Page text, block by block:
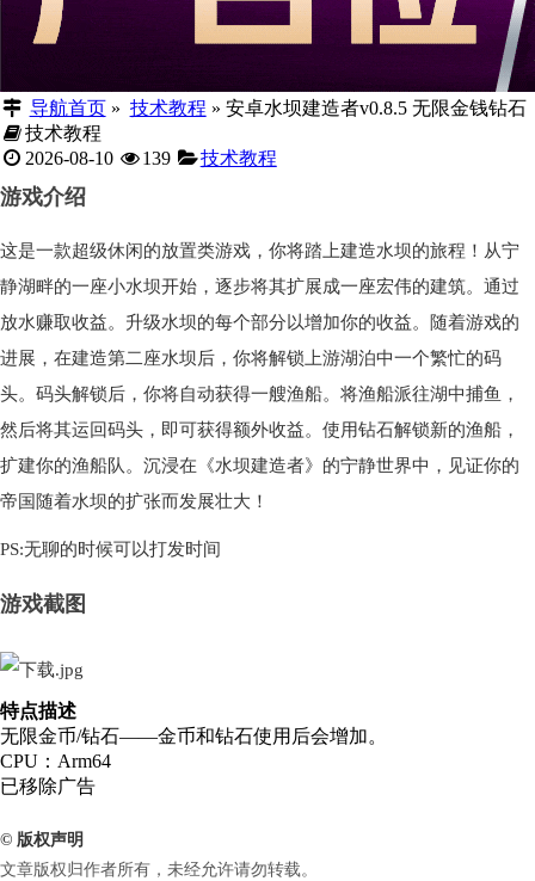
导航首页» 技术教程 » 安卓水坝建造者v0.8.5 无限金钱钻石
技术教程
2026-08-10
139 技术教程
游戏介绍
这是一款超级休闲的放置类游戏，你将踏上建造水坝的旅程！从宁
静湖畔的一座小水坝开始，逐步将其扩展成一座宏伟的建筑。通过
放水赚取收益。升级水坝的每个部分以增加你的收益。随着游戏的
进展，在建造第二座水坝后，你将解锁上游湖泊中一个繁忙的码
头。码头解锁后，你将自动获得一艘渔船。将渔船派往湖中捕鱼，
然后将其运回码头，即可获得额外收益。使用钻石解锁新的渔船，
扩建你的渔船队。沉浸在《水坝建造者》的宁静世界中，见证你的
帝国随着水坝的扩张而发展壮大！
PS:无聊的时候可以打发时间
游戏截图
特点描述
无限金币/钻石——金币和钻石使用后会增加。
CPU：Arm64
已移除广告
© 版权声明
文章版权归作者所有，未经允许请勿转载。